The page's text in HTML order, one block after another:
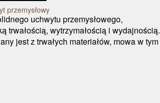
przemysłowy
uchwytu przemysłowego,
trwałością, wytrzymałością i wydajnością.
jest z trwałych materiałów, mowa w tym